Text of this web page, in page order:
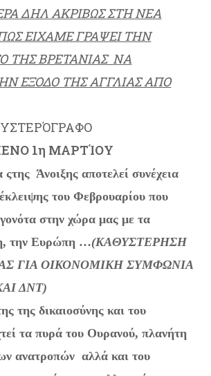
ΔΗΛ ΑΚΡΙΒΩΣ ΣΤΗ ΝΕΑ
ΕΙΧΑΜΕ ΓΡΑΨΕΙ ΤΗΝ
ΤΗΣ ΒΡΕΤΑΝΙΑΣ ΝΑ
ΕΞΟΔΟ ΤΗΣ ΑΓΓΛΙΑΣ ΑΠΟ
1η ΜΑΡΤΊΟΥ
Άνοιξης αποτελεί συνέχεια
του Φεβρουαρίου που
στην χώρα μας με τα
την Ευρώπη …(ΚΑΘΥΣΤΕΡΗΣΗ
ΓΙΑ ΟΙΚΟΝΟΜΙΚΗ ΣΥΜΦΩΝΙΑ
ΔΝΤ)
της δικαιοσύνης και του
τα πυρά του Ουρανού, πλανήτη
ανατροπών αλλά και του